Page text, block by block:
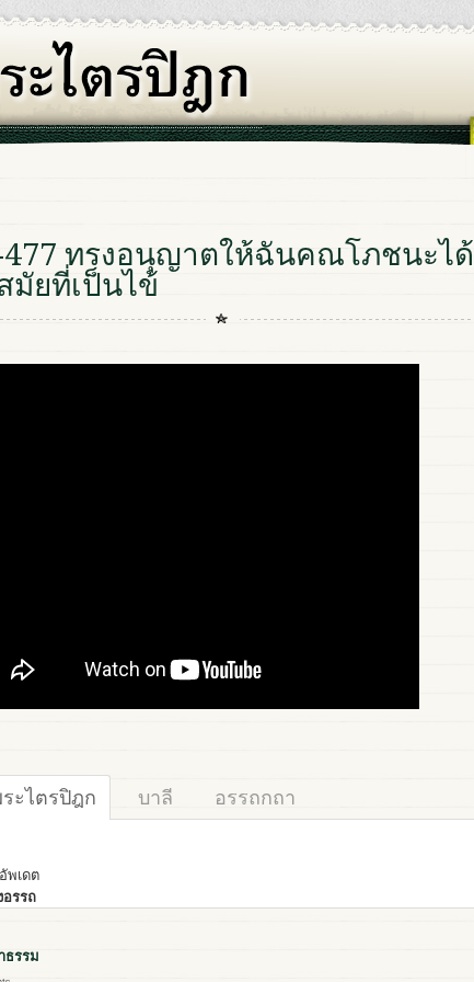
477 ทรงอนุญาตให้ฉันคณโภชนะได้
มัยที่เป็นไข้
ะไตรปิฎก บาลี อรรถกถา
พเดต
อรรถ
ธรรม